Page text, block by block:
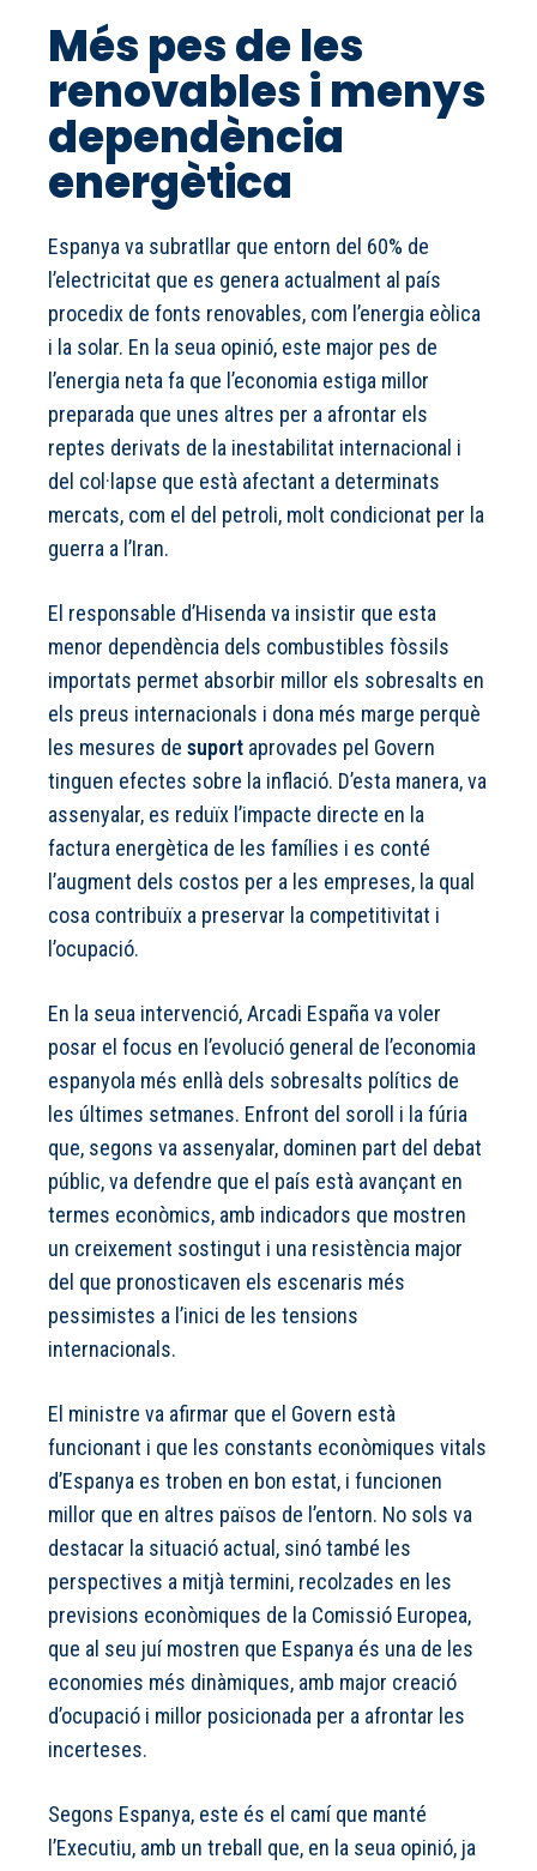
Més pes de les
renovables i menys
dependència
energètica
Espanya va subratllar que entorn del 60% de
l’electricitat que es genera actualment al país
procedix de fonts renovables, com l’energia eòlica
i la solar. En la seua opinió, este major pes de
l’energia neta fa que l’economia estiga millor
preparada que unes altres per a afrontar els
reptes derivats de la inestabilitat internacional i
del col·lapse que està afectant a determinats
mercats, com el del petroli, molt condicionat per la
guerra a l’Iran.
El responsable d’Hisenda va insistir que esta
menor dependència dels combustibles fòssils
importats permet absorbir millor els sobresalts en
els preus internacionals i dona més marge perquè
les mesures de suport aprovades pel Govern
tinguen efectes sobre la inflació. D’esta manera, va
assenyalar, es reduïx l’impacte directe en la
factura energètica de les famílies i es conté
l’augment dels costos per a les empreses, la qual
cosa contribuïx a preservar la competitivitat i
l’ocupació.
En la seua intervenció, Arcadi España va voler
posar el focus en l’evolució general de l’economia
espanyola més enllà dels sobresalts polítics de
les últimes setmanes. Enfront del soroll i la fúria
que, segons va assenyalar, dominen part del debat
públic, va defendre que el país està avançant en
termes econòmics, amb indicadors que mostren
un creixement sostingut i una resistència major
del que pronosticaven els escenaris més
pessimistes a l’inici de les tensions
internacionals.
El ministre va afirmar que el Govern està
funcionant i que les constants econòmiques vitals
d’Espanya es troben en bon estat, i funcionen
millor que en altres països de l’entorn. No sols va
destacar la situació actual, sinó també les
perspectives a mitjà termini, recolzades en les
previsions econòmiques de la Comissió Europea,
que al seu juí mostren que Espanya és una de les
economies més dinàmiques, amb major creació
d’ocupació i millor posicionada per a afrontar les
incerteses.
Segons Espanya, este és el camí que manté
l’Executiu, amb un treball que, en la seua opinió, ja